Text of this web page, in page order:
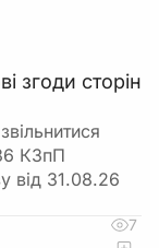
згоди сторін
КЗпП
від 31.08.26
7